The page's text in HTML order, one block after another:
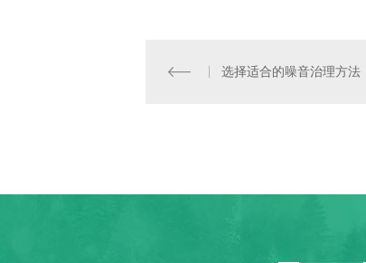
选择适合的噪音治理方法